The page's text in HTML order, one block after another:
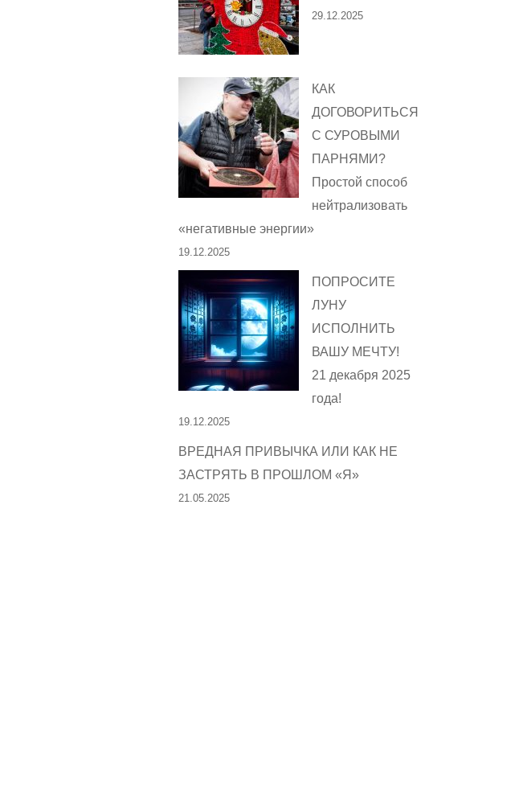
29.12.2025
КАК
ДОГОВОРИТЬСЯ
С СУРОВЫМИ
ПАРНЯМИ?
Простой способ
нейтрализовать
«негативные энергии»
19.12.2025
ПОПРОСИТЕ
ЛУНУ
ИСПОЛНИТЬ
ВАШУ МЕЧТУ!
21 декабря 2025
года!
19.12.2025
ВРЕДНАЯ ПРИВЫЧКА ИЛИ КАК НЕ
ЗАСТРЯТЬ В ПРОШЛОМ «Я»
21.05.2025